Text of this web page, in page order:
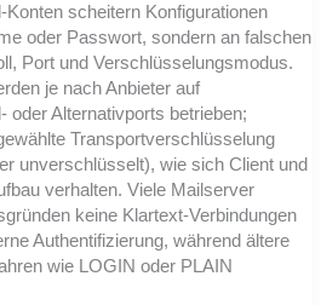
scheitern Konfigurationen
oder Passwort, sondern an falschen
Port und Verschlüsselungsmodus.
je nach Anbieter auf
oder Alternativports betrieben;
Transportverschlüsselung
unverschlüsselt), wie sich Client und
verhalten. Viele Mailserver
keine Klartext-Verbindungen
Authentifizierung, während ältere
wie LOGIN oder PLAIN